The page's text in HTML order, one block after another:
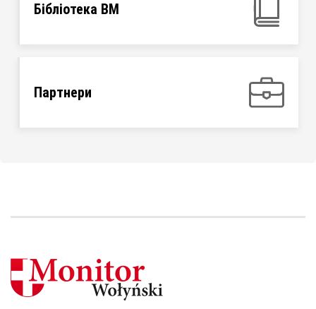
Бібліотека ВМ
Партнери